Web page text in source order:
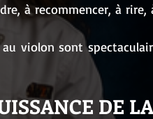
à recommencer, à rire,
au violon sont
DE